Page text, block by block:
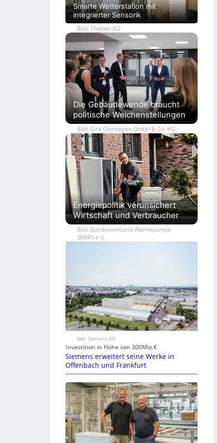
Smarte Wetterstation mit
integrierter Sensorik
Bild: Theben AG
Die Gebäudewende braucht
politische Weichenstellungen
Bild: Gira Giersiepen GmbH & Co. KG
Energiepolitik verunsichert
Wirtschaft und Verbraucher
Bild: Bundesverband Wärmepumpe
(BWP) e.V.
Bild: Siemens AG
Investition in Höhe von 300Mio.€
Siemens erweitert seine Werke in
Offenbach und Frankfurt